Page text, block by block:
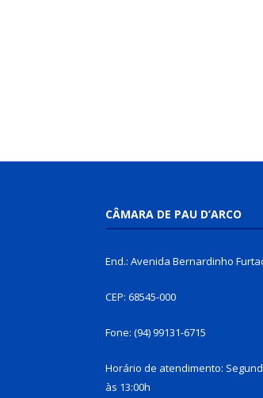
CÂMARA DE PAU D’ARCO
End.: Avenida Bernardinho
CEP: 68545-000
Fone: (94) 99131-6715
Horário de atendimento:
às 13:00h